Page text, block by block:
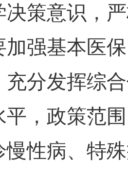
决策意识，
加强基本医
充分发挥综
平，政策范
慢性病、特